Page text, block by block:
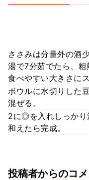
ささみは分量外の酒
湯で7分茹でたら、
食べやすい大きさに
ボウルに水切りした
混ぜる。
2に◎を入れしっかり
和えたら完成。
投稿者からのコ